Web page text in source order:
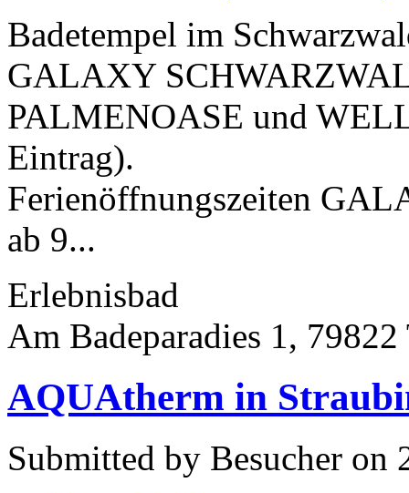
Badetempel im
GALAXY
PALMENOASE und
Eintrag).
Ferienöffnungszeiten
ab 9...
Erlebnisbad
Am Badeparadies 1,
AQUAtherm in
Submitted by Besucher on